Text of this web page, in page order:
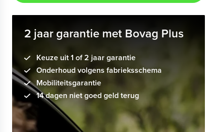
2 jaar garantie met Bovag Plus
Keuze uit 1 of 2 jaar garantie
Onderhoud volgens fabrieksschema
Mobiliteitsgarantie
14 dagen niet goed geld terug